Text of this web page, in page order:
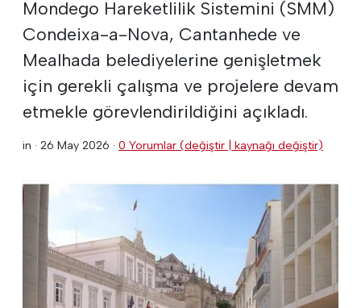
Mondego Hareketlilik Sistemini (SMM)
Condeixa-a-Nova, Cantanhede ve
Mealhada belediyelerine genişletmek
için gerekli çalışma ve projelere devam
etmekle görevlendirildiğini açıkladı.
in · 26 May 2026 · 0 Yorumlar (değiştir | kaynağı değiştir)